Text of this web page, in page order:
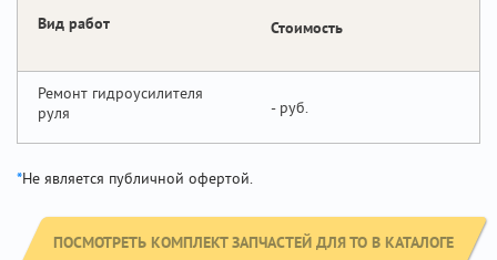
Вид работ Стоимость
Ремонт гидроусилителя
руля
-
*Не является публичной офертой.
ПОСМОТРЕТЬ КОМПЛЕКТ ЗАПЧАСТЕЙ ДЛЯ ТО В КАТАЛОГЕ